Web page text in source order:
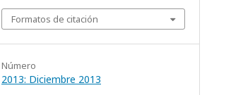
Formatos de citación
Número
2013: Diciembre 2013